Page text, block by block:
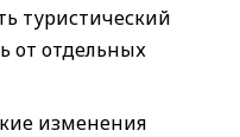
туристический
от отдельных
изменения